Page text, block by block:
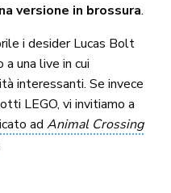
versione in brossura.
i desider Lucas Bolt
una live in cui
interessanti. Se invece
LEGO, vi invitiamo a
adAnimal Crossing